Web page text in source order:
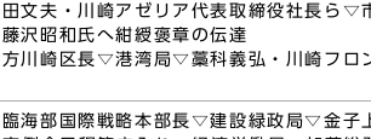
文夫・川崎アゼリア代表取締役社長ら▽
沢昭和氏へ紺綬褒章の伝達
川崎区長▽港湾局▽藁科義弘・川崎フロ
海部国際戦略本部長▽建設緑政局▽金子